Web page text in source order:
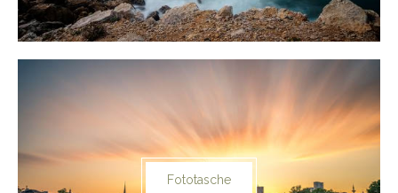
Fototasche